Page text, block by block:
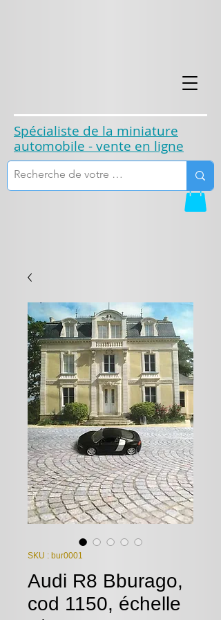
​Spécialiste de la miniature
automobile - vente en ligne
SKU : bur0001
Audi R8 Bburago,
cod 1150, échelle